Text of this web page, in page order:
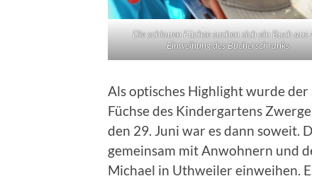
Die schlauen Füchse suchen sich ein Buch aus
Einweihung des Bücherschranks
Als optisches Highlight wurde
Füchse des Kindergartens
den 29. Juni war es dann soweit.
gemeinsam mit Anwohnern und
Michael in Uthweiler einweihen.